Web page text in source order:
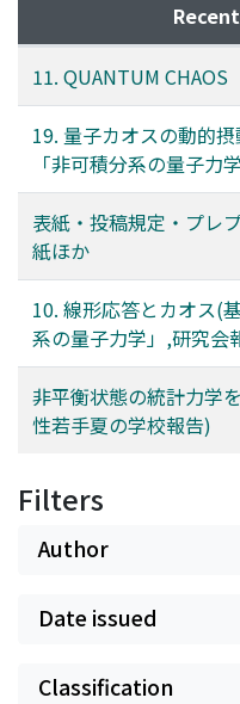
11. QUANTUM CHAOS
19. 量子カオスの動的
「非可積分系の量子力
表紙・投稿規定・プレ
紙ほか
10. 線形応答とカオス(
系の量子力学」,研究会
非平衡状態の統計力学
性若手夏の学校報告)
Filters
Author
Date issued
Classification